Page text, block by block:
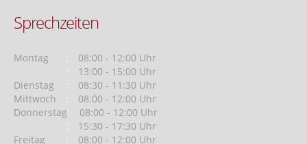
Sprechzeiten
Montag
08:00 - 12:00 Uhr
13:00 - 15:00 Uhr
Dienstag
08:30 - 11:30 Uhr
Mittwoch
08:00 - 12:00 Uhr
Donnerstag
08:00 - 12:00 Uhr
15:30 - 17:30 Uhr
Freitag
08:00 - 12:00 Uhr